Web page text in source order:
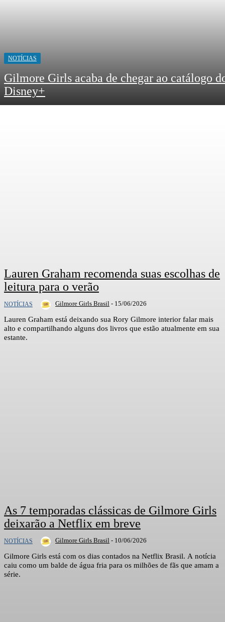
NOTÍCIAS
Gilmore Girls acaba de chegar ao catálogo
Disney+
Lauren Graham recomenda suas escolhas de
leitura para o verão
NOTÍCIAS Gilmore Girls Brasil - 15/06/2026
Lauren Graham está deixando sua Rory Gilmore interior falar mais
alto e compartilhando alguns dos livros que estão atualmente em sua
estante.
As 7 temporadas clássicas de Gilmore Girls
deixarão a Netflix em breve
NOTÍCIAS Gilmore Girls Brasil - 10/06/2026
Gilmore Girls está com os dias contados na Netflix Brasil. A notícia
caiu como um balde de água fria para os milhões de fãs que amam a
série.